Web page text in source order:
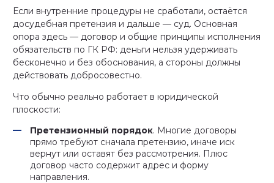
Если внутренние процедуры не сработали, остаётся
досудебная претензия и дальше — суд. Основная
опора здесь — договор и общие принципы исполнения
обязательств по ГК РФ: деньги нельзя удерживать
бесконечно и без обоснования, а стороны должны
действовать добросовестно.
Что обычно реально работает в юридической
плоскости:
Претензионный порядок. Многие договоры
прямо требуют сначала претензию, иначе иск
вернут или оставят без рассмотрения. Плюс
договор часто содержит адрес и форму
направления.